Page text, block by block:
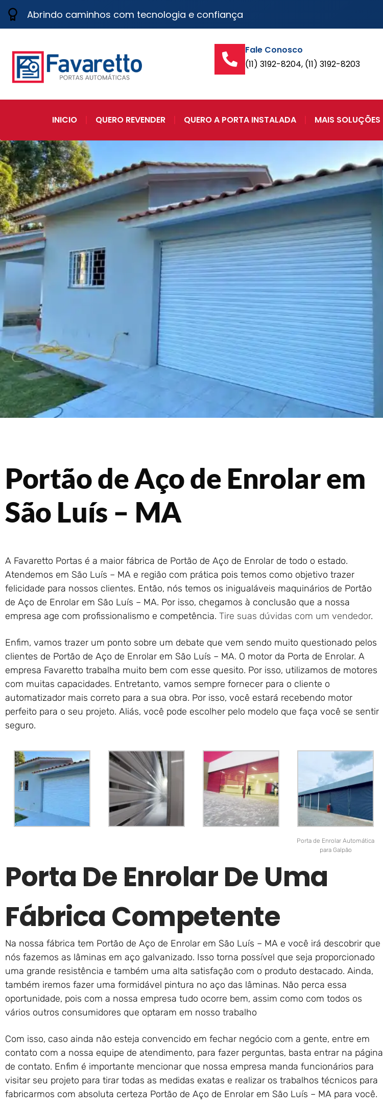
Abrindo caminhos com tecnologia e confiança
Fale Conosco
(11) 3192-8204, (11) 3192-8203
INICIO QUERO REVENDER QUERO A PORTA INSTALADA MAIS SOLUÇÕES
Portão de Aço de Enrolar em
São Luís – MA
A Favaretto Portas é a maior fábrica de Portão de Aço de Enrolar de todo o estado.
Atendemos em São Luís – MA e região com prática pois temos como objetivo trazer
felicidade para nossos clientes. Então, nós temos os inigualáveis maquinários de Portão
de Aço de Enrolar em São Luís – MA. Por isso, chegamos à conclusão que a nossa
empresa age com profissionalismo e competência. Tire suas dúvidas com um vendedor.
Enfim, vamos trazer um ponto sobre um debate que vem sendo muito questionado pelos
clientes de Portão de Aço de Enrolar em São Luís – MA. O motor da Porta de Enrolar. A
empresa Favaretto trabalha muito bem com esse quesito. Por isso, utilizamos de motores
com muitas capacidades. Entretanto, vamos sempre fornecer para o cliente o
automatizador mais correto para a sua obra. Por isso, você estará recebendo motor
perfeito para o seu projeto. Aliás, você pode escolher pelo modelo que faça você se sentir
seguro.
Porta de Enrolar Automática
para Galpão
Porta De Enrolar De Uma
Fábrica Competente
Na nossa fábrica tem Portão de Aço de Enrolar em São Luís – MA e você irá descobrir que
nós fazemos as lâminas em aço galvanizado. Isso torna possível que seja proporcionado
uma grande resistência e também uma alta satisfação com o produto destacado. Ainda,
também iremos fazer uma formidável pintura no aço das lâminas. Não perca essa
oportunidade, pois com a nossa empresa tudo ocorre bem, assim como com todos os
vários outros consumidores que optaram em nosso trabalho
Com isso, caso ainda não esteja convencido em fechar negócio com a gente, entre em
contato com a nossa equipe de atendimento, para fazer perguntas, basta entrar na página
de contato. Enfim é importante mencionar que nossa empresa manda funcionários para
visitar seu projeto para tirar todas as medidas exatas e realizar os trabalhos técnicos para
fabricarmos com absoluta certeza Portão de Aço de Enrolar em São Luís – MA para você.